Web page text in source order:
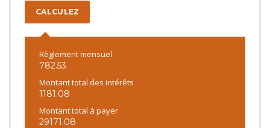
CALCULEZ
Règlement mensuel
782.53
Montant total des intérêts
1181.08
Montant total à payer
29171.08